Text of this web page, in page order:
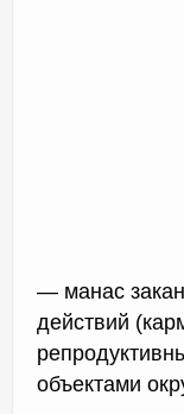
— манас
действий
объектами